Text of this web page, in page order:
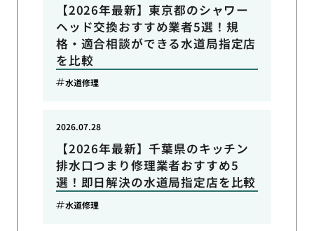
【2026年最新】東京都のシャワー
ヘッド交換おすすめ業者5選！規
格・適合相談ができる水道局指定店
を比較
水道修理
【2026年最新】千葉県のキッチン
排水口つまり修理業者おすすめ5
選！即日解決の水道局指定店を比較
2026.07.28
水道修理